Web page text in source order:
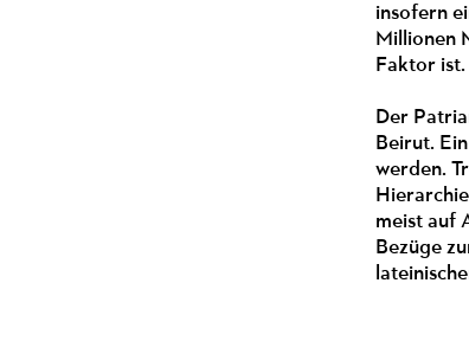
insofern
Millionen
Faktor ist.
Der
Beirut.
werden.
meist auf
Bezüge